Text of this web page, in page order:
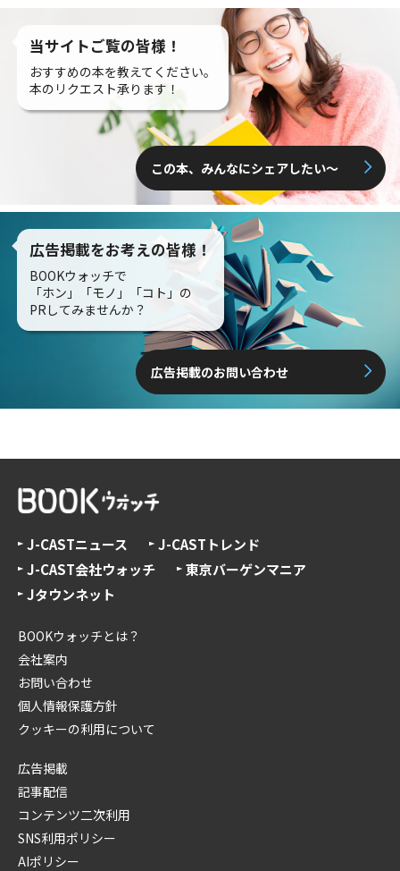
当サイトご覧の皆様！
おすすめの本を教えてください。
本のリクエスト承ります！
この本、みんなにシェアしたい〜
広告掲載をお考えの皆様！
BOOKウォッチで
「ホン」「モノ」「コト」の
PRしてみませんか？
広告掲載のお問い合わせ
J-CASTニュース
J-CASTトレンド
J-CAST会社ウォッチ
東京バーゲンマニア
Jタウンネット
BOOKウォッチとは？
会社案内
お問い合わせ
個人情報保護方針
クッキーの利用について
広告掲載
記事配信
コンテンツ二次利用
SNS利用ポリシー
AIポリシー